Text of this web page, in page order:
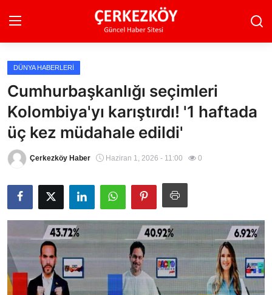
Ana Sayfa
Son Dakika
Ekonomi Haberleri
Magazin Haberleri
Spor Haberleri
Teknoloji Haberleri
Dünya Haberleri
Çerkezköy
DÜNYA HABERLERI
Cumhurbaşkanlığı seçimleri
Kolombiya'yı karıştırdı! '1 haftada
üç kez müdahale edildi'
Çerkezköy Haber Haziran 1, 2026 - 11:00 0